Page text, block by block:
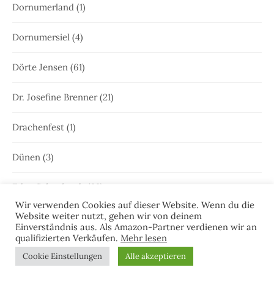
Dornumerland (1)
Dornumersiel (4)
Dörte Jensen (61)
Dr. Josefine Brenner(21)
Drachenfest (1)
Dünen (3)
Edna Schuchardt (23)
Ele Wolff (71)
Elke Bergsma(1)
Wir verwenden Cookies auf dieser Website. Wenn du die
Website weiter nutzt, gehen wir von deinem
Einverständnis aus. Als Amazon-Partner verdienen wir an
qualifizierten Verkäufen. Mehr lesen
Cookie Einstellungen Alle akzeptieren